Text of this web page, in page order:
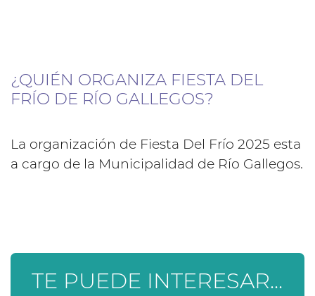
¿QUIÉN ORGANIZA FIESTA DEL
FRÍO DE RÍO GALLEGOS?
La organización de Fiesta Del Frío 2025 esta
a cargo de la Municipalidad de Río Gallegos.
TE PUEDE INTERESAR...